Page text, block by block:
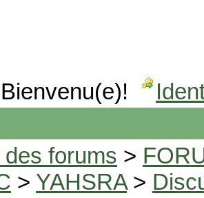
Bienvenu(e)!
forums >
> YAHSRA>